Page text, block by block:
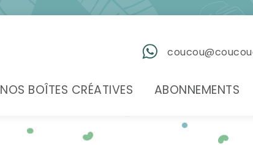
NOS BOÎTES CRÉATIVES ABONNEMENTS